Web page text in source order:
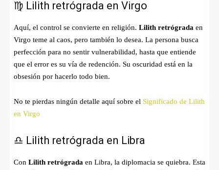
♍ Lilith retrógrada en Virgo
Aquí, el control se convierte en religión. Lilith retrógrada en
Virgo teme al caos, pero también lo desea. La persona busca
perfección para no sentir vulnerabilidad, hasta que entiende
que el error es su vía de redención. Su oscuridad está en la
obsesión por hacerlo todo bien.
No te pierdas ningún detalle aquí sobre el Significado de Lilith
en Virgo
♎ Lilith retrógrada en Libra
Con Lilith retrógrada en Libra, la diplomacia se quiebra. Esta